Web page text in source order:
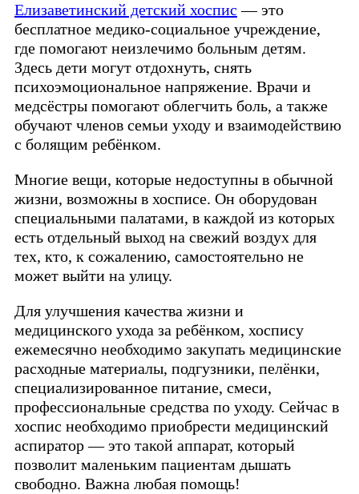
Елизаветинский детский хоспис — это
бесплатное медико-социальное учреждение,
где помогают неизлечимо больным детям.
Здесь дети могут отдохнуть, снять
психоэмоциональное напряжение. Врачи и
медсёстры помогают облегчить боль, а также
обучают членов семьи уходу и взаимодействию
с болящим ребёнком.
Многие вещи, которые недоступны в обычной
жизни, возможны в хосписе. Он оборудован
специальными палатами, в каждой из которых
есть отдельный выход на свежий воздух для
тех, кто, к сожалению, самостоятельно не
может выйти на улицу.
Для улучшения качества жизни и
медицинского ухода за ребёнком, хоспису
ежемесячно необходимо закупать медицинские
расходные материалы, подгузники, пелёнки,
специализированное питание, смеси,
профессиональные средства по уходу. Сейчас в
хоспис необходимо приобрести медицинский
аспиратор — это такой аппарат, который
позволит маленьким пациентам дышать
свободно. Важна любая помощь!